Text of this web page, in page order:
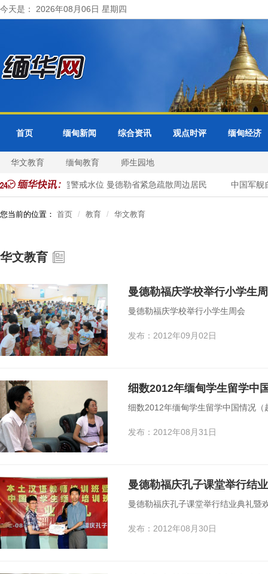
今天是： 2026年08月06日 星期四
首页 缅甸新闻 综合资讯 观点时评 缅甸经济
华文教育 缅甸教育 师生园地
色都基水库超警戒水位 曼德勒省紧急疏散周边居民 中国军舰
您当前的位置： 首页 教育 华文教育
华文教育
曼德勒福庆学校举行小学生
曼德勒福庆学校举行小学生周会
发布：2012年09月02日
细数2012年缅甸学生留学中
细数2012年缅甸学生留学中国情况（
发布：2012年08月31日
曼德勒福庆孔子课堂举行结业典礼暨
发布：2012年08月30日